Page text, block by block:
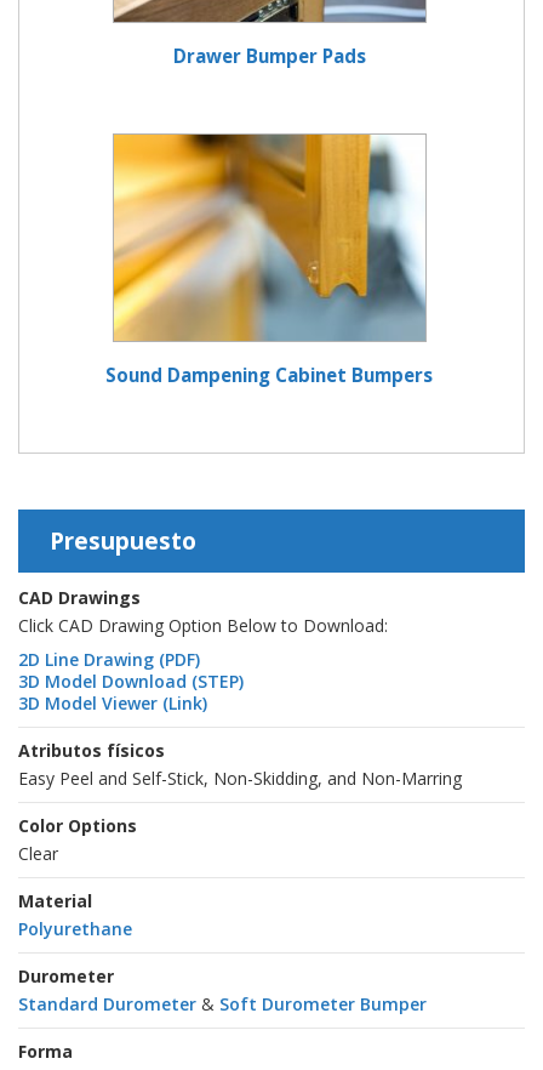
Drawer Bumper Pads
Sound Dampening Cabinet Bumpers
Presupuesto
CAD Drawings
Click CAD Drawing Option Below to Download:
2D Line Drawing (PDF)
3D Model Download (STEP)
3D Model Viewer (Link)
Atributos físicos
Easy Peel and Self-Stick, Non-Skidding, and Non-Marring
Color Options
Clear
Material
Polyurethane
Durometer
Standard Durometer & Soft Durometer Bumper
Forma